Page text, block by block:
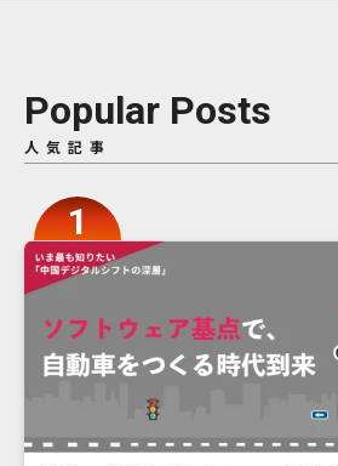
Popular Posts
人気記事